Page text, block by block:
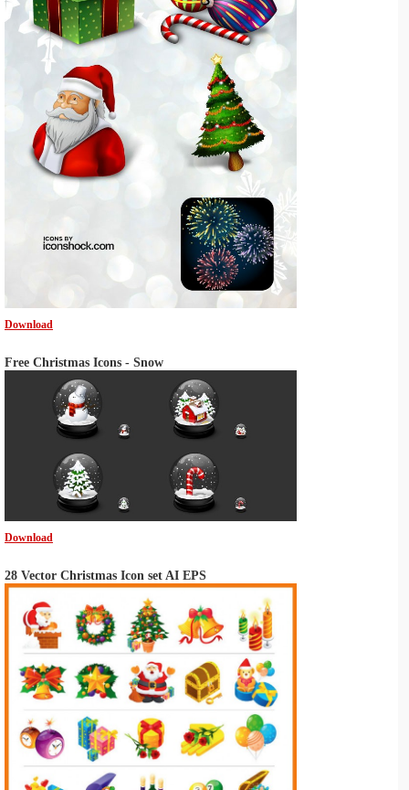
Download
Free Christmas Icons - Snow
Download
28 Vector Christmas Icon set AI EPS